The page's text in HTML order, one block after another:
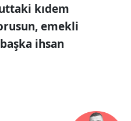
kıdem
emekli
ihsan